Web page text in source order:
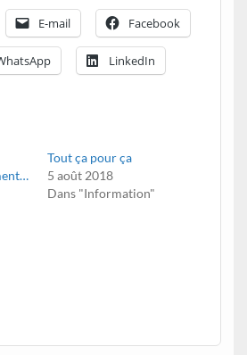
E-mail Facebook
LinkedIn
Tout ça pour ça
5 août 2018
Dans "Information"